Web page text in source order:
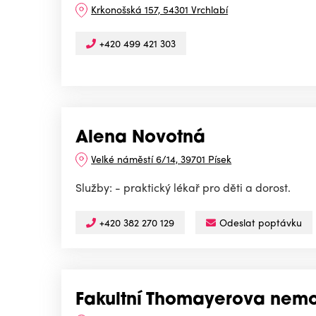
Krkonošská 157, 54301 Vrchlabí
+420 499 421 303
Alena Novotná
Velké náměstí 6/14, 39701 Písek
Služby: - praktický lékař pro děti a dorost.
+420 382 270 129 Odeslat poptávku
Fakultní Thomayerova